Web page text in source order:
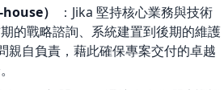
）
：Jika 堅持核心業務與技術
的戰略諮詢、系統建置到後期的維護
親自負責，藉此確保專案交付的卓越